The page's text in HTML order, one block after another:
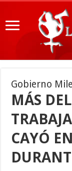
Gobierno
MÁS
CAYÓ